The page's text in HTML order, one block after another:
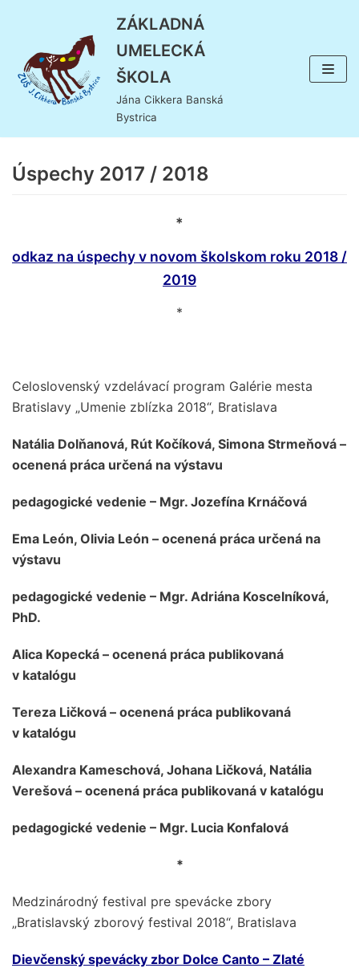
obsah
ZÁKLADNÁ
UMELECKÁ
ŠKOLA
Jána Cikkera Banská
Bystrica
Úspechy 2017 / 2018
*
odkaz na úspechy v novom školskom roku 2018 /
2019
*
Celoslovenský vzdelávací program Galérie mesta
Bratislavy „Umenie zblízka 2018“, Bratislava
Natália Dolňanová, Rút Kočíková, Simona Strmeňová –
ocenená práca určená na výstavu
pedagogické vedenie – Mgr. Jozefína Krnáčová
Ema León, Olivia León – ocenená práca určená na
výstavu
pedagogické vedenie – Mgr. Adriána Koscelníková,
PhD.
Alica Kopecká – ocenená práca publikovaná
v katalógu
Tereza Ličková – ocenená práca publikovaná
v katalógu
Alexandra Kameschová, Johana Ličková, Natália
Verešová – ocenená práca publikovaná v katalógu
pedagogické vedenie – Mgr. Lucia Konfalová
*
Medzinárodný festival pre spevácke zbory
„Bratislavský zborový festival 2018“, Bratislava
Dievčenský spevácky zbor Dolce Canto – Zlaté